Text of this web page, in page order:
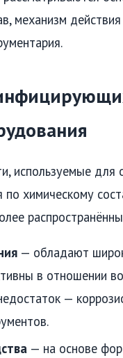
механизм
используемые для
химическому
— обладают
в отношении
—
— на основе